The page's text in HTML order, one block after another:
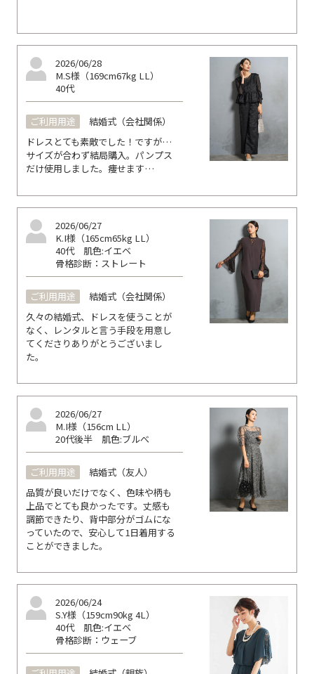
2026/06/28
M.S様（169cm67kg LL）
40代
ご利用用途
結婚式（会社関係）
ドレスとても素敵でした！ですが…
サイズが合わず結局購入。パンプス
だけ使用しました。痩せます…
2026/06/27
K.I様（165cm65kg LL）
40代 肌色:イエベ
骨格診断：ストレート
ご利用用途
結婚式（会社関係）
久々の結婚式、ドレスを使うことが
なく、レンタルと言う手段を用意し
てくださりありがとうございまし
た。
2026/06/27
M.I様（156cm LL）
20代後半 肌色:ブルべ
ご利用用途
結婚式（友人）
品質が良いだけでなく、色味や柄も
上品でとても良かったです。丈感も
調節できたり、背中部分がゴムにな
っていたので、安心して1日着用する
ことができました。
2026/06/24
S.Y様（159cm90kg 4L）
40代 肌色:イエベ
骨格診断：ウェーブ